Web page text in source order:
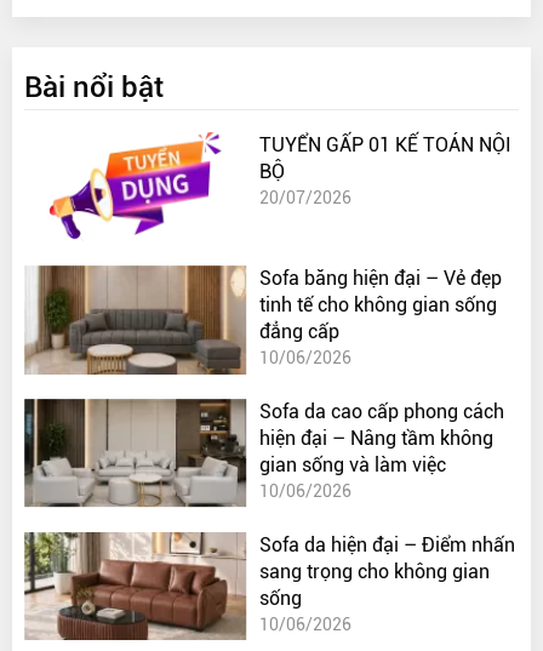
Bài nổi bật
TUYỂN GẤP 01 KẾ TOÁN NỘI
BỘ
20/07/2026
Sofa băng hiện đại – Vẻ đẹp
tinh tế cho không gian sống
đẳng cấp
10/06/2026
Sofa da cao cấp phong cách
hiện đại – Nâng tầm không
gian sống và làm việc
10/06/2026
Sofa da hiện đại – Điểm nhấn
sang trọng cho không gian
sống
10/06/2026